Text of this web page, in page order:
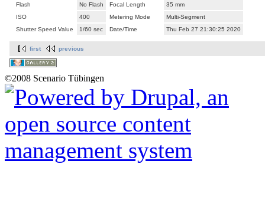
Flash
No Flash Focal Length
35 mm
ISO
400 Metering Mode
Multi-Segment
Shutter Speed Value
1/60 sec Date/Time Thu Feb 27 21:30:25 2020
first previous
©2008 Scenario Tübingen